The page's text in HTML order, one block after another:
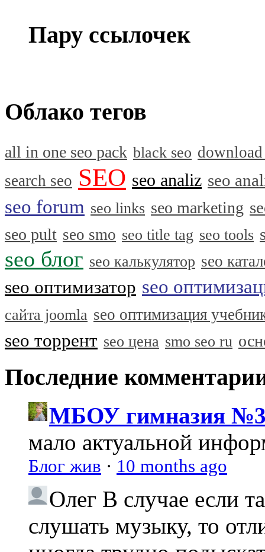
Пару ссылочек
Облако тегов
all in one seo pack black seo download
search seo SEO seo analiz seo
seo forum seo links seo marketing
seo pult seo smo seo title tag seo tools
seo блог seo калькулятор seo
seo оптимизатор seo
сайта joomla seo оптимизация
seo торрент seo цена smo seo ru
Последние
МБОУ гимназия №3
мало актуальной
Блог жив · 10 months ago
Олег В случае если
слушать музыку, то